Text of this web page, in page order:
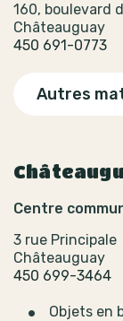
160, boulevard
Châteauguay
450 691-0773
Autres
Centre
3 rue Principale
Châteauguay
450 699-3464
Objets en